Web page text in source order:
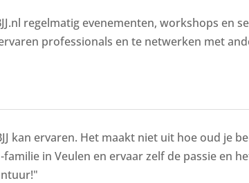
regelmatig evenementen, workshops en
professionals en te netwerken met
kan ervaren. Het maakt niet uit hoe oud je
in Veulen en ervaar zelf de passie en